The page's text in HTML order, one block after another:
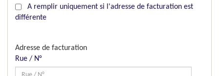
A remplir uniquement si l'adresse de facturation est
différente
Adresse de facturation
Rue / N°